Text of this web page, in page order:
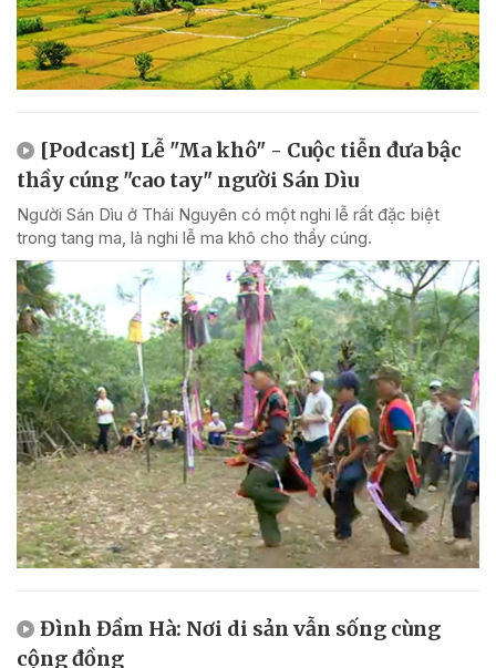
[Podcast] Lễ "Ma khô" - Cuộc tiễn đưa bậc
thầy cúng "cao tay" người Sán Dìu
Người Sán Dìu ở Thái Nguyên có một nghi lễ rất đặc biệt
trong tang ma, là nghi lễ ma khô cho thầy cúng.
Đình Đầm Hà: Nơi di sản vẫn sống cùng
cộng đồng